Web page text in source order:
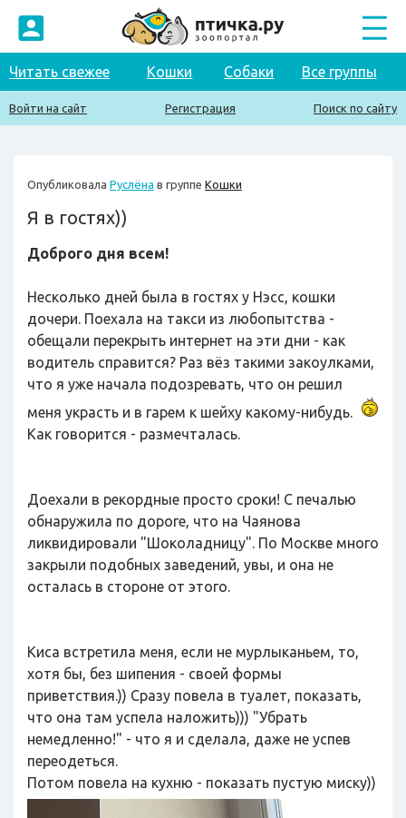
Читать свежее Кошки Собаки Все группы
Войти на сайт Регистрация Поиск по сайту
Опубликовала Руслёна в группе Кошки
Я в гостях))
Доброго дня всем!
Несколько дней была в гостях у Нэсс, кошки
дочери. Поехала на такси из любопытства -
обещали перекрыть интернет на эти дни - как
водитель справится? Раз вёз такими закоулками,
что я уже начала подозревать, что он решил
меня украсть и в гарем к шейху какому-нибудь.
Как говорится - размечталась.
Доехали в рекордные просто сроки! С печалью
обнаружила по дороге, что на Чаянова
ликвидировали "Шоколадницу". По Москве много
закрыли подобных заведений, увы, и она не
осталась в стороне от этого.
Киса встретила меня, если не мурлыканьем, то,
хотя бы, без шипения - своей формы
приветствия.)) Сразу повела в туалет, показать,
что она там успела наложить))) "Убрать
немедленно!" - что я и сделала, даже не успев
переодеться.
Потом повела на кухню - показать пустую миску))